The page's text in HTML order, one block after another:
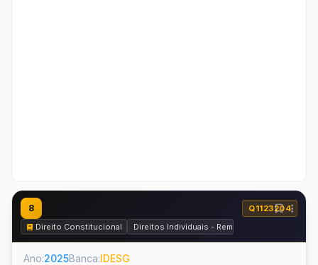
8
Q1123204
Direito Constitucional
Direitos Individuais - Remédios
Ano:2025Banca:IDESG